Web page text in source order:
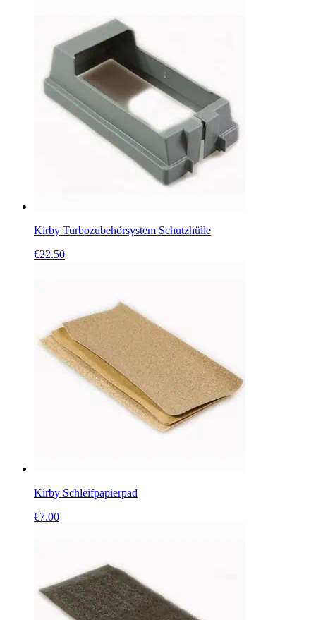
Kirby Turbozubehörsystem Schutzhülle
€22.50
Kirby Schleifpapierpad
€7.00